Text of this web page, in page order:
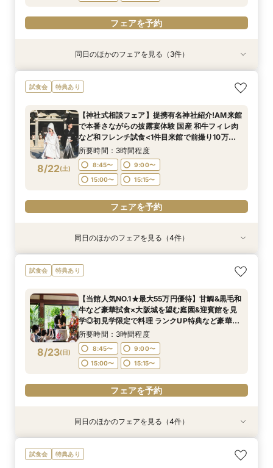
フェアを予約
特典あり
8/21(金)
＜平日限定＞挙式スタイル相談OK！約2万坪の自
然が広がる西の丸庭園＆会場見学＊ゆっくり相談
チコース
所要時間：3時間程度
12:00〜
13:00〜
14:00〜
15:00〜
フェアを予約
特典あり
8/21(金)
【20名〜ご婚礼がお得】平日限定★ガーデン
チャペル&貸切迎賓館ALL見学会×おもてなしを
会
所要時間：3時間程度
12:00〜
13:00〜
14:00〜
15:00〜
フェアを予約
特典あり
8/21(金)
＜オリジナルウェディング＞2万坪の庭園満喫×
会場見学×国産和牛フィレ肉など豪華試食付＊貸
所要時間：3時間程度
12:00〜
13:00〜
14:00〜
15:00〜
フェアを予約
同日のほかのフェアを見る（3件）
試食会 特典あり
8/22(土)
【神社式相談フェア】提携有名神社紹介!AM来館
で本番さながらの披露宴体験 国産 和牛フィレ肉
など和フレンチ試食<1件目来館で前撮り10万円
分特典>
所要時間：3時間程度
8:45〜
9:00〜
15:00〜
15:15〜
フェアを予約
特典あり
8/22( 土)
ガーデン挙式丸わかり◎2万坪の庭園満喫×オリ
ジナルウェディング庭園&会場見学×国産和牛
所要時間：3時間程度
8:45〜
9:00〜
15:00〜
15:15〜
フェアを予約
特典あり
8/22( 土)
【料理重視の方へおすすめ】組数限定◆グラン
シェフ豊後昌幸が手掛ける黒毛和牛etc2万円相
所要時間：3時間程度
8:45〜
9:00〜
15:00〜
15:15〜
フェアを予約
特典あり
8/22( 土)
【当館人気NO.1★最大55万円優待】甘鯛&黒毛和
牛など豪華試食×大阪城を望む庭園&迎賓館を見
典付きBIGフェア
所要時間：3時間程度
8:45〜
9:00〜
15:00〜
15:15〜
フェアを予約
特典あり
8/22( 土)
【東京開催/土日】東京サロンで《大阪迎賓館》
のご相談＆お打合せ！
9:00〜 15:00〜
フェアを予約
同日のほかのフェアを見る（4件）
試食会 特典あり
8/23(日)
【当館人気NO.1★最大55万円優待】甘鯛&黒毛和
牛など豪華試食×大阪城を望む庭園&迎賓館を見
学◎初見学限定で料理 ランクUP特典など豪華特
典付きBIGフェア
所要時間：3時間程度
8:45〜
9:00〜
15:00〜
15:15〜
フェアを予約
特典あり
ガーデン挙式丸わかり◎2万坪の庭園満喫×オリ
ジナルウェディング庭園&会場見学×国産和牛
特典あり
【料理重視の方へおすすめ】組数限定◆グラン
シェフ豊後昌幸が手掛ける黒毛和牛etc2万円相
特典あり
【神社式相談フェア】提携有名神社紹介!AM来館
で本番さながらの披露宴体験 国産 和牛フィレ肉
特典あり
【東京開催/土日】東京サロンで《大阪迎賓館》
のご相談＆お打合せ！
同日のほかのフェアを見る（4件）
試食会 特典あり